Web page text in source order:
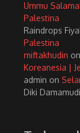
Ummu
Palestina
Raindrops
Palestina
miftakhudin on
Koreanesia |
admin on
Diki